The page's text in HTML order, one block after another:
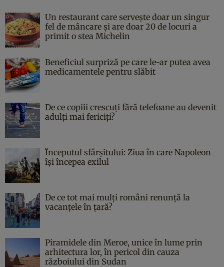
Un restaurant care servește doar un singur
fel de mâncare și are doar 20 de locuri a
primit o stea Michelin
Beneficiul surpriză pe care le-ar putea avea
medicamentele pentru slăbit
De ce copiii crescuți fără telefoane au devenit
adulți mai fericiți?
Începutul sfârşitului: Ziua în care Napoleon
îşi începea exilul
De ce tot mai mulți români renunță la
vacanțele în țară?
Piramidele din Meroe, unice în lume prin
arhitectura lor, în pericol din cauza
războiului din Sudan